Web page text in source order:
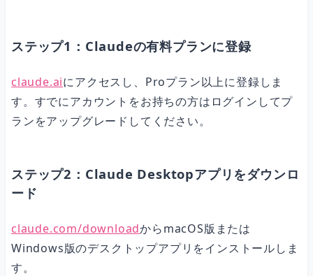
ステップ1：Claudeの有料プランに登録
claude.aiにアクセスし、Proプラン以上に登録しま
す。すでにアカウントをお持ちの方はログインしてプ
ランをアップグレードしてください。
ステップ2：Claude Desktopアプリをダウンロ
ード
claude.com/downloadからmacOS版または
Windows版のデスクトップアプリをインストールしま
す。